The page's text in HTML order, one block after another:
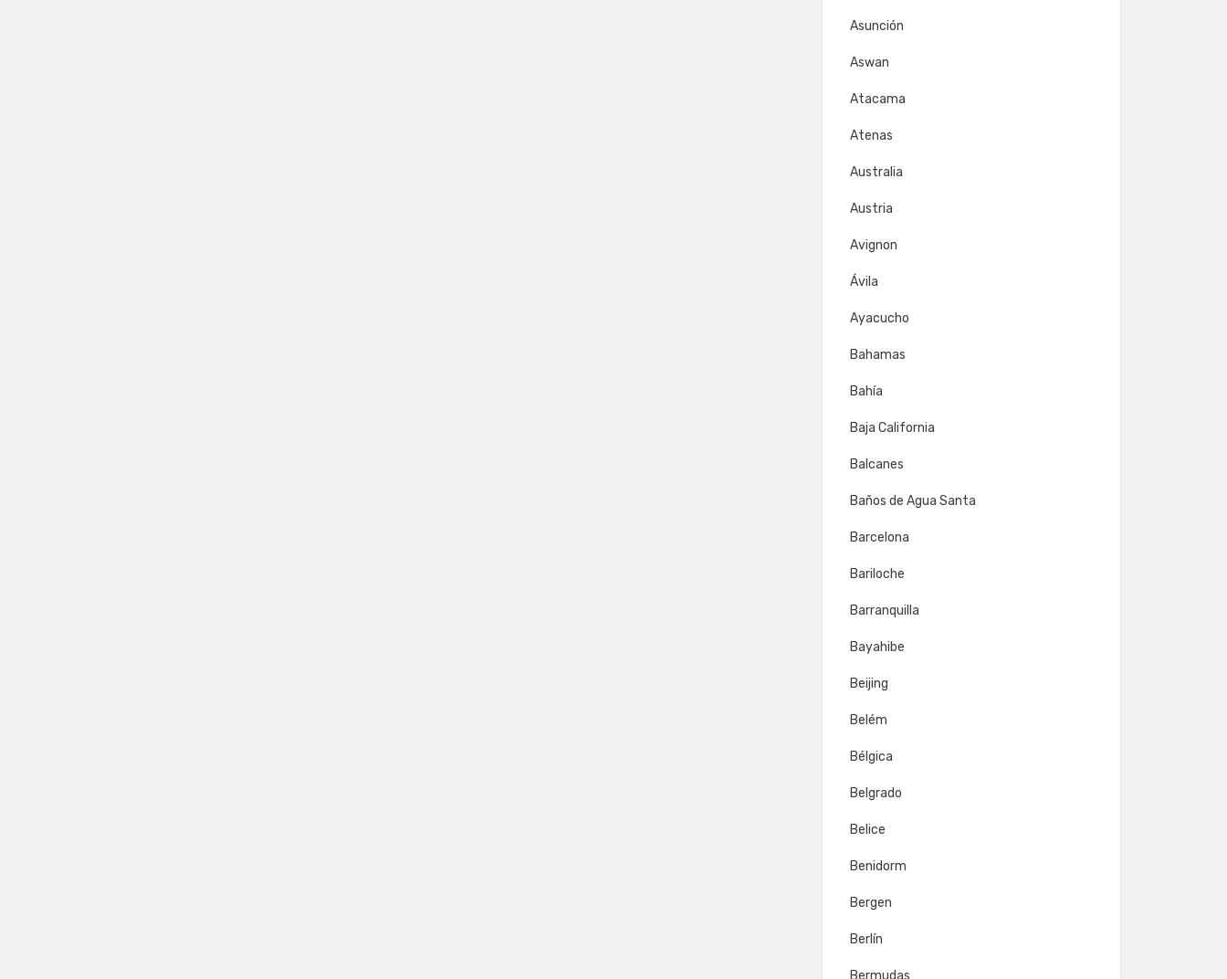
Asunción
Aswan
Atacama
Atenas
Australia
Austria
Avignon
Ávila
Ayacucho
Bahamas
Bahía
Baja California
Balcanes
Baños de Agua Santa
Barcelona
Bariloche
Barranquilla
Bayahibe
Beijing
Belém
Bélgica
Belgrado
Belice
Benidorm
Bergen
Berlín
Bermudas